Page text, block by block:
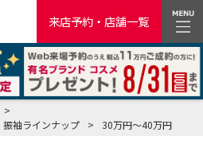
来店予約・店舗一覧
>
袖ラインナップ
> 30万円～40万円